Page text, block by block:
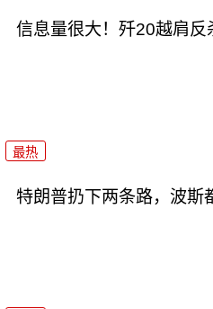
信息量很大！歼20越肩反
最热
特朗普扔下两条路，波斯